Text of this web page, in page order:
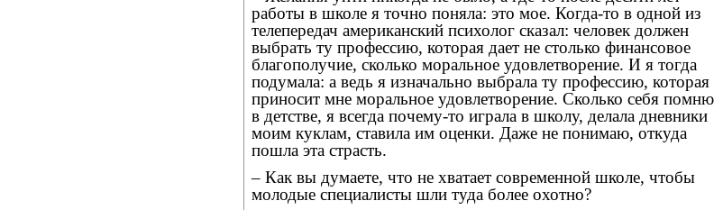
работы в школе я точно поняла: это мое. Когда-то в одной из
телепередач американский психолог сказал: человек должен
выбрать ту профессию, которая дает не столько финансовое
благополучие, сколько моральное удовлетворение. И я тогда
подумала: а ведь я изначально выбрала ту профессию, которая
приносит мне моральное удовлетворение. Сколько себя помню
в детстве, я всегда почему-то играла в школу, делала дневники
моим куклам, ставила им оценки. Даже не понимаю, откуда
пошла эта страсть.
– Как вы думаете, что не хватает современной школе, чтобы
молодые специалисты шли туда более охотно?